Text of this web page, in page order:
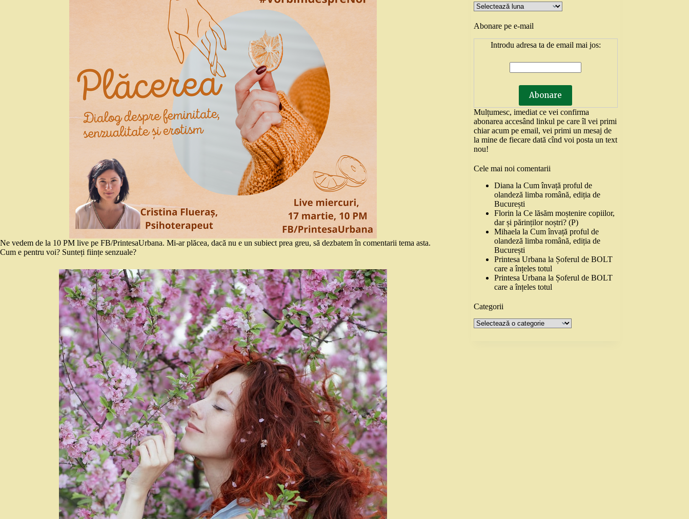
Ne vedem de la 10 PM live pe FB/PrintesaUrbana. Mi-ar plăcea, dacă nu e un subiect prea greu, să dezbatem în comentarii tema asta.
Cum e pentru voi? Sunteți ființe senzuale?
Arhivă
blog
Abonare pe e-mail
Introdu adresa ta de email mai jos:
Mulțumesc, imediat ce vei confirma
abonarea accesând linkul pe care îl vei primi
chiar acum pe email, vei primi un mesaj de
la mine de fiecare dată cînd voi posta un text
nou!
Cele mai noi comentarii
Diana laCum învață proful de
olandeză limba română, ediția de
București
Florin laCe lăsăm moștenire copiilor,
dar și părinților noștri? (P)
Mihaela laCum învață proful de
olandeză limba română, ediția de
București
Printesa Urbana la Șoferul de BOLT
care a înțeles totul
Printesa Urbana la Șoferul de BOLT
care a înțeles totul
Categorii
Categorii